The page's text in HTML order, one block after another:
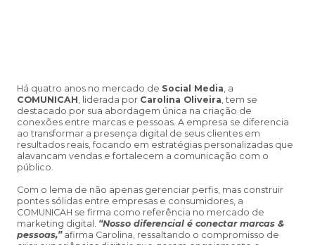
Há quatro anos no mercado de Social Media , a
COMUNICAH , liderada por Carolina Oliveira , tem se
destacado por sua abordagem única na criação de
conexões entre marcas e pessoas. A empresa se diferencia
ao transformar a presença digital de seus clientes em
resultados reais, focando em estratégias personalizadas que
alavancam vendas e fortalecem a comunicação com o
público.
Com o lema de não apenas gerenciar perfis, mas construir
pontes sólidas entre empresas e consumidores, a
COMUNICAH se firma como referência no mercado de
marketing digital. “Nosso diferencial é conectar marcas &
pessoas,”afirma Carolina, ressaltando o compromisso de